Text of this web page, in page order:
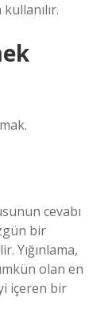
cevabı
bir
Yığınlama,
olan en
içeren bir